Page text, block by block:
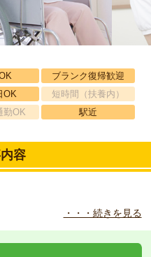
ブランク復帰歓迎
OK
短時間（扶養内）
勤OK 駅近
容
あり、先輩介護士が丁寧に指導
ンにも力を入れておられ、非
・・・続きを見る